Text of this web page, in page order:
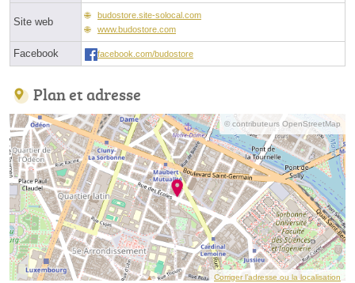
Site web
budostore.site-solocal.com
www.budostore.com
Facebook facebook.com/budostore
Plan et adresse
© contributeurs OpenStreetMap
Corriger l’adresse ou la localisation